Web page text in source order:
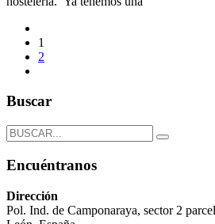
1
2
Buscar
Encuéntranos
Dirección
Pol. Ind. de Camponaraya, sector 2